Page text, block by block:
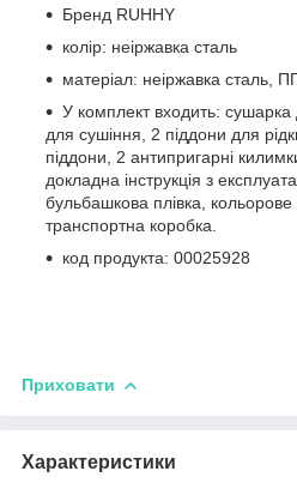
Бренд RUHHY
колір: неіржавка сталь
матеріал: неіржавка сталь,
У комплект входить: сушарка
для сушіння, 2 піддони для
піддони, 2 антипригарні
докладна інструкція з
бульбашкова плівка,
транспортна коробка.
код продукта: 00025928
Приховати
Характеристики